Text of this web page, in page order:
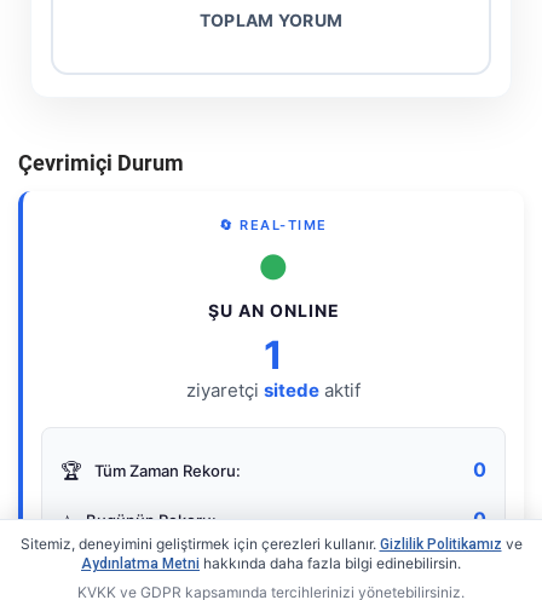
TOPLAM YORUM
Çevrimiçi Durum
🔄 REAL-TIME
●
ŞU AN ONLINE
1
ziyaretçi sitede aktif
🏆 Tüm Zaman Rekoru: 0
⭐ Bugünün Rekoru: 0
Sitemiz, deneyimini geliştirmek için çerezleri kullanır. Gizlilik Politikamız ve
Aydınlatma Metni hakkında daha fazla bilgi edinebilirsin.
KVKK ve GDPR kapsamında tercihlerinizi yönetebilirsiniz.